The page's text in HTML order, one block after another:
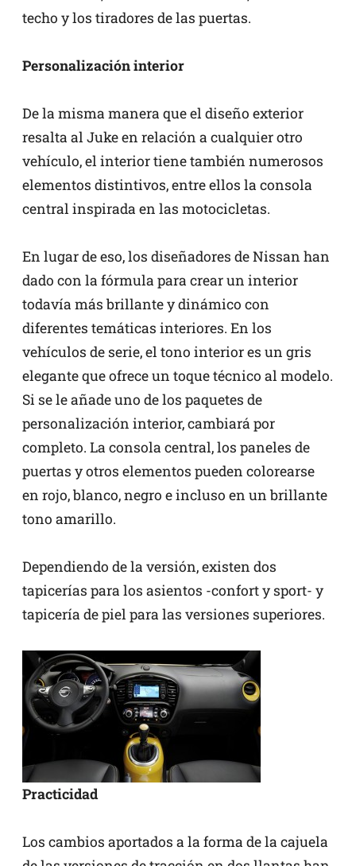
techo y los tiradores de las puertas.
Personalización interior
De la misma manera que el diseño exterior
resalta al Juke en relación a cualquier otro
vehículo, el interior tiene también numerosos
elementos distintivos, entre ellos la consola
central inspirada en las motocicletas.
En lugar de eso, los diseñadores de Nissan han
dado con la fórmula para crear un interior
todavía más brillante y dinámico con
diferentes temáticas interiores. En los
vehículos de serie, el tono interior es un gris
elegante que ofrece un toque técnico al modelo.
Si se le añade uno de los paquetes de
personalización interior, cambiará por
completo. La consola central, los paneles de
puertas y otros elementos pueden colorearse
en rojo, blanco, negro e incluso en un brillante
tono amarillo.
Dependiendo de la versión, existen dos
tapicerías para los asientos -confort y sport- y
tapicería de piel para las versiones superiores.
Practicidad
Los cambios aportados a la forma de la cajuela